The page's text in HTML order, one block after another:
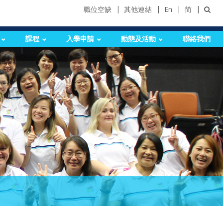
職位空缺 其他連結 En 简
課程 入學申請 動態及活動 聯絡我們